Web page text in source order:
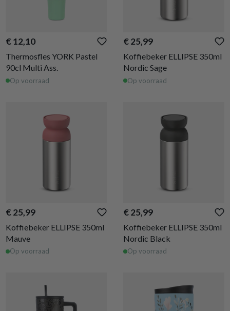
€ 12,10
Thermosfles YORK Pastel
90cl Multi Ass.
Op voorraad
€ 25,99
Koffiebeker ELLIPSE 350ml
Nordic Sage
Op voorraad
€ 25,99
Koffiebeker ELLIPSE 350ml
Mauve
Op voorraad
€ 25,99
Koffiebeker ELLIPSE 350ml
Nordic Black
Op voorraad